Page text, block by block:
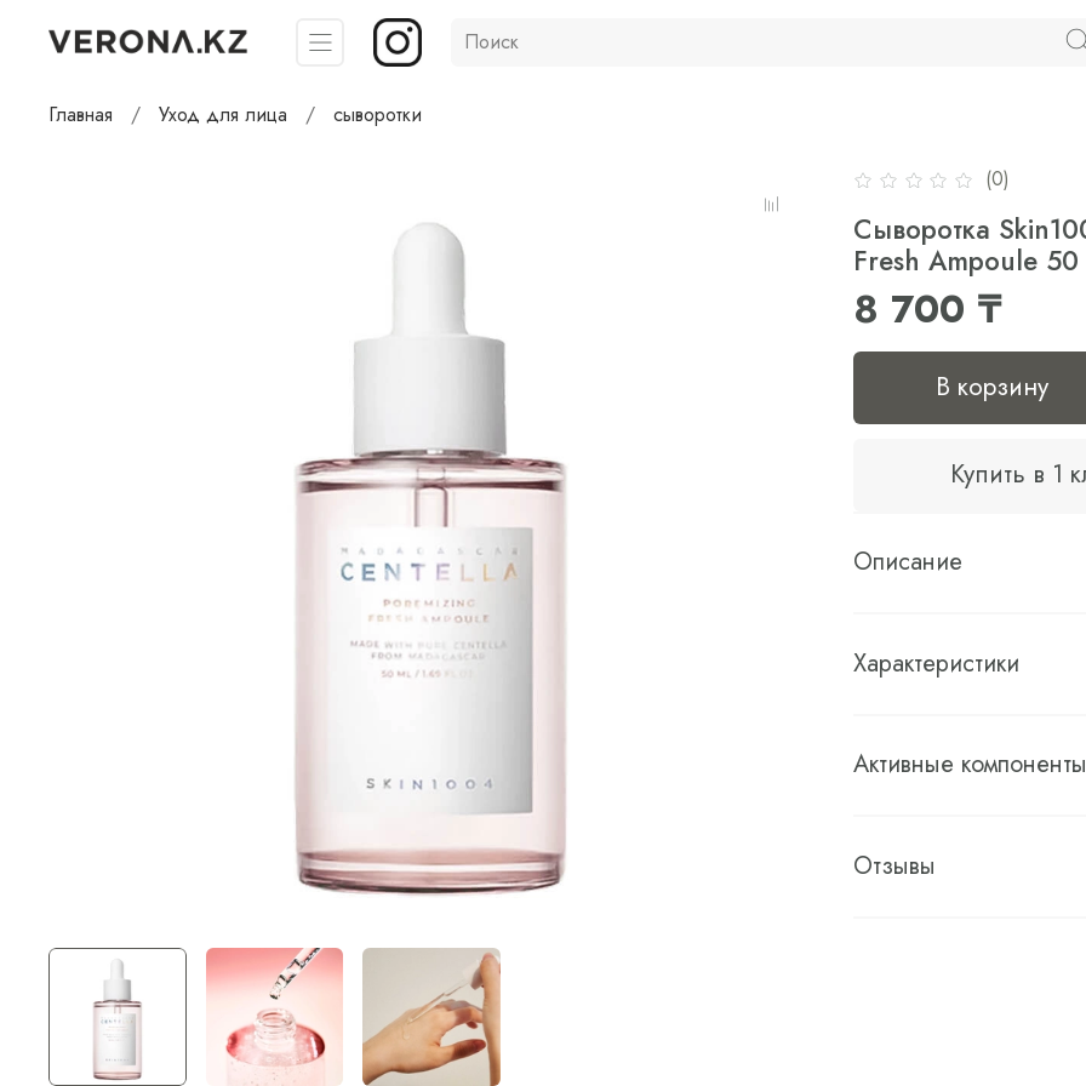
Главная Уход для лица сыворотки
(0)
Сыворотка
Fresh Ampoule
8 700 ₸
В корзину
Купить в 1
Описание
Характеристики
Активные компоненты
Отзывы